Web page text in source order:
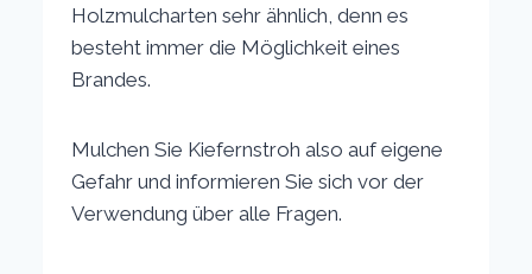
Holzmulcharten sehr ähnlich, denn es
besteht immer die Möglichkeit eines
Brandes.
Mulchen Sie Kiefernstroh also auf eigene
Gefahr und informieren Sie sich vor der
Verwendung über alle Fragen.